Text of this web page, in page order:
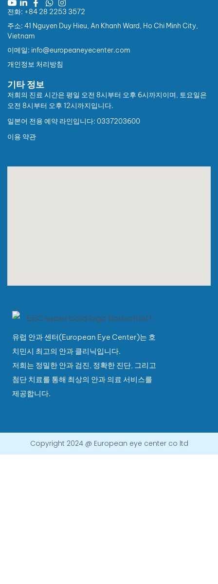
유럽 안과 센터(European Eye Center)는 호
치민시 최고의 안과 클리닉입니다.
저희는 정밀한 안과 검진, 정확한 진단, 그리고
첨단 치료를 통해 최상의 안과 의료 서비스를
제공합니다.
전화: +84 28 2253 3572
주소: 41 Nguyen Duy Hieu, An Khanh Ward, Ho Chi Minh City,
Vietnam
이메일: info@europeaneyecenter.com
개인정보 처리방침
기타 정보
저희의 진료 시간은 평일 오전 8시부터 오후 6시까지이며, 토요일은
오전 8시부터 오후 12시까지입니다.
일본어 전용 예약 라인입니다: 0337203600
이용 약관
Copyright 2024 @ European eye center co ltd